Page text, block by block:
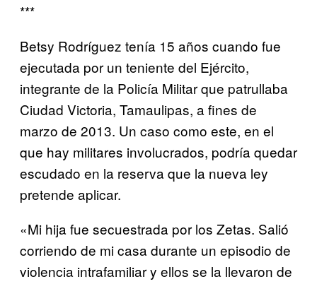
***
Betsy Rodríguez tenía 15 años cuando fue
ejecutada por un teniente del Ejército,
integrante de la Policía Militar que patrullaba
Ciudad Victoria, Tamaulipas, a fines de
marzo de 2013. Un caso como este, en el
que hay militares involucrados, podría quedar
escudado en la reserva que la nueva ley
pretende aplicar.
«Mi hija fue secuestrada por los Zetas. Salió
corriendo de mi casa durante un episodio de
violencia intrafamiliar y ellos se la llevaron de